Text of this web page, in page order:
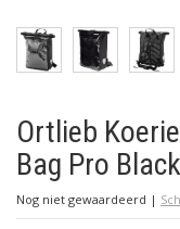
Ortlieb
Bag Pro
Nog niet gewaardeerd |